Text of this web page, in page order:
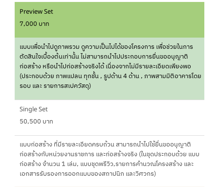
Preview Set
7,000 บาท
แบบเพื่อนำไปดูภาพรวม ดูความเป็นไปได้ของโครงการ เพื่อช่วยในการ
ตัดสินใจเบื้องต้นเท่านั้น ไม่สามารถนำไปประกอบการยื่นขออนุญาติ
ก่อสร้าง หรือนำไปก่อสร้างจริงได้ เนื่องจากไม่มีรายละเอียดเพียงพอ
(ประกอบด้วย ภาพแปลน ทุกชั้น , รูปด้าน 4 ด้าน , ภาพสามมิติอาคารโดย
รอบ และ รายการสเปควัสดุ)
Single Set
50,500 บาท
แบบก่อสร้าง ที่มีรายละเอียดครบถ้วน สามารถนำไปใช้ยื่นขออนุญาติ
ก่อสร้างกับหน่วยงานราชการ และก่อสร้างจริง (ในชุดประกอบด้วย แบบ
ก่อสร้าง จำนวน 1 เล่ม, แบบชุดพรีวิว,รายการคำนวณโครงสร้าง และ
เอกสารรับรองการออกแบบของสถาปนิก และวิศวกร)